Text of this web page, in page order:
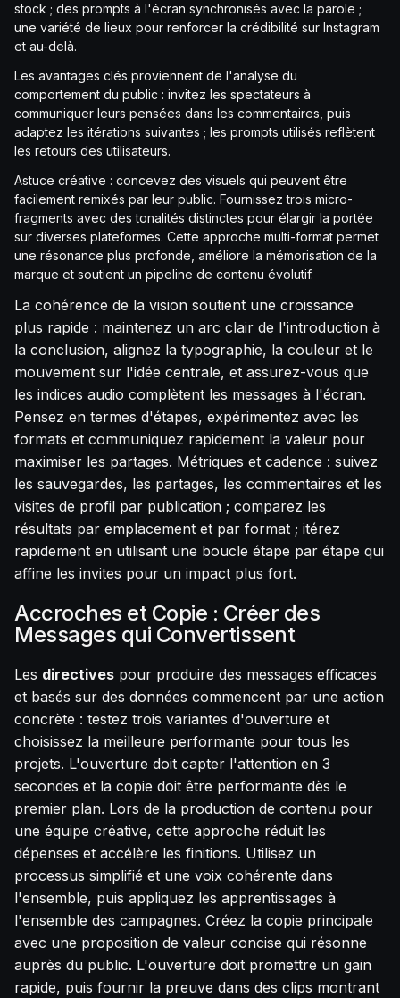
stock ; des prompts à l'écran synchronisés avec la parole ;
une variété de lieux pour renforcer la crédibilité sur Instagram
et au-delà.
Les avantages clés proviennent de l'analyse du
comportement du public : invitez les spectateurs à
communiquer leurs pensées dans les commentaires, puis
adaptez les itérations suivantes ; les prompts utilisés reflètent
les retours des utilisateurs.
Astuce créative : concevez des visuels qui peuvent être
facilement remixés par leur public. Fournissez trois micro-
fragments avec des tonalités distinctes pour élargir la portée
sur diverses plateformes. Cette approche multi-format permet
une résonance plus profonde, améliore la mémorisation de la
marque et soutient un pipeline de contenu évolutif.
La cohérence de la vision soutient une croissance
plus rapide : maintenez un arc clair de l'introduction à
la conclusion, alignez la typographie, la couleur et le
mouvement sur l'idée centrale, et assurez-vous que
les indices audio complètent les messages à l'écran.
Pensez en termes d'étapes, expérimentez avec les
formats et communiquez rapidement la valeur pour
maximiser les partages. Métriques et cadence : suivez
les sauvegardes, les partages, les commentaires et les
visites de profil par publication ; comparez les
résultats par emplacement et par format ; itérez
rapidement en utilisant une boucle étape par étape qui
affine les invites pour un impact plus fort.
Accroches et Copie : Créer des
Messages qui Convertissent
Les directives pour produire des messages efficaces
et basés sur des données commencent par une action
concrète : testez trois variantes d'ouverture et
choisissez la meilleure performante pour tous les
projets. L'ouverture doit capter l'attention en 3
secondes et la copie doit être performante dès le
premier plan. Lors de la production de contenu pour
une équipe créative, cette approche réduit les
dépenses et accélère les finitions. Utilisez un
processus simplifié et une voix cohérente dans
l'ensemble, puis appliquez les apprentissages à
l'ensemble des campagnes. Créez la copie principale
avec une proposition de valeur concise qui résonne
auprès du public. L'ouverture doit promettre un gain
rapide, puis fournir la preuve dans des clips montrant